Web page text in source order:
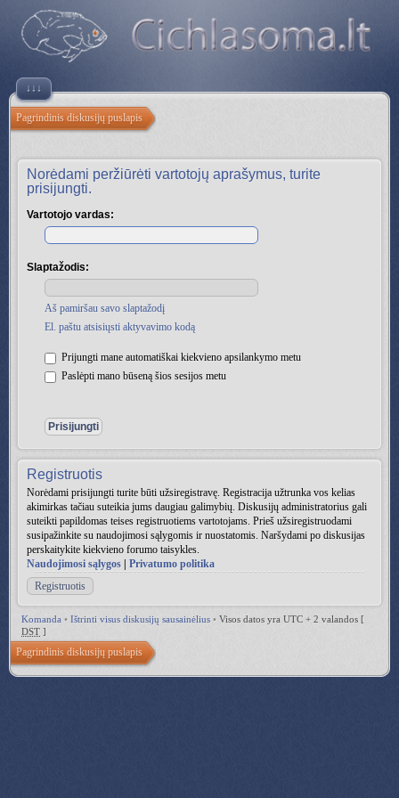
↓↓↓
Pagrindinis diskusijų puslapis
Norėdami peržiūrėti vartotojų aprašymus, turite
prisijungti.
Vartotojo vardas:
Slaptažodis:
Aš pamiršau savo slaptažodį
El. paštu atsisiųsti aktyvavimo kodą
Prijungti mane automatiškai kiekvieno apsilankymo metu
Paslėpti mano būseną šios sesijos metu
Registruotis
Norėdami prisijungti turite būti užsiregistravę. Registracija užtrunka vos kelias
akimirkas tačiau suteikia jums daugiau galimybių. Diskusijų administratorius gali
suteikti papildomas teises registruotiems vartotojams. Prieš užsiregistruodami
susipažinkite su naudojimosi sąlygomis ir nuostatomis. Naršydami po diskusijas
perskaitykite kiekvieno forumo taisykles.
Naudojimosi sąlygos
Privatumo politika
Registruotis
Komanda • Ištrinti visus diskusijų sausainėlius • Visos datos yra UTC + 2 valandos [
DST ]
Pagrindinis diskusijų puslapis